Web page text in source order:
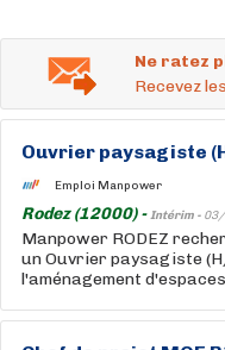
Ne ratez
Recevez
Ouvrier paysagiste
Emploi Manpower
Rodez (12000) -Intérim -
Manpower RODEZ
un Ouvrier paysagiste
l'aménagement